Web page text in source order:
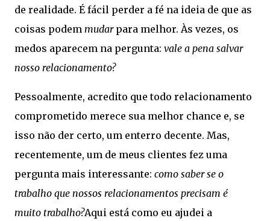
de realidade. É fácil perder a fé na ideia de que as
coisas podem mudarpara melhor. Às vezes, os
medos aparecem na pergunta: vale a pena salvar
nosso relacionamento?
Pessoalmente, acredito que todo relacionamento
comprometido merece sua melhor chance e, se
isso não der certo, um enterro decente. Mas,
recentemente, um de meus clientes fez uma
pergunta mais interessante: como saber se o
trabalho que nossos relacionamentos precisam é
muito trabalho?Aqui está como eu ajudei a